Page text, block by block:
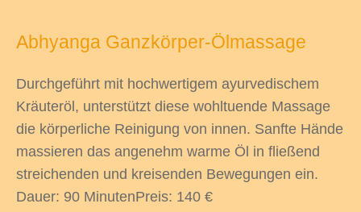
Abhyanga Ganzkörper-Ölmassage
Durchgeführt mit hochwertigem ayurvedischem
Kräuteröl, unterstützt diese wohltuende Massage
die körperliche Reinigung von innen. Sanfte Hände
massieren das angenehm warme Öl in fließend
streichenden und kreisenden Bewegungen ein.
Dauer: 90 MinutenPreis: 140 €